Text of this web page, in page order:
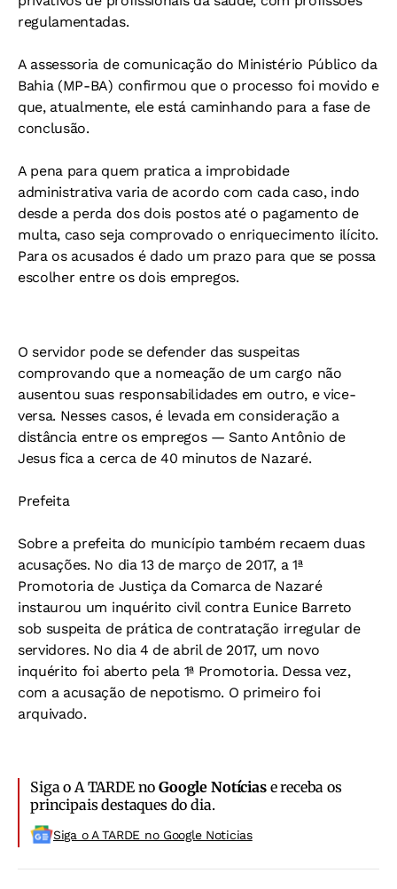
regulamentadas.
A assessoria de comunicação do Ministério Público da
Bahia (MP-BA) confirmou que o processo foi movido e
que, atualmente, ele está caminhando para a fase de
conclusão.
A pena para quem pratica a improbidade
administrativa varia de acordo com cada caso, indo
desde a perda dos dois postos até o pagamento de
multa, caso seja comprovado o enriquecimento ilícito.
Para os acusados é dado um prazo para que se possa
escolher entre os dois empregos.
O servidor pode se defender das suspeitas
comprovando que a nomeação de um cargo não
ausentou suas responsabilidades em outro, e vice-
versa. Nesses casos, é levada em consideração a
distância entre os empregos — Santo Antônio de
Jesus fica a cerca de 40 minutos de Nazaré.
Prefeita
Sobre a prefeita do município também recaem duas
acusações. No dia 13 de março de 2017, a 1ª
Promotoria de Justiça da Comarca de Nazaré
instaurou um inquérito civil contra Eunice Barreto
sob suspeita de prática de contratação irregular de
servidores. No dia 4 de abril de 2017, um novo
inquérito foi aberto pela 1ª Promotoria. Dessa vez,
com a acusação de nepotismo. O primeiro foi
arquivado.
Siga o A TARDE noGoogle Notíciase receba os
principais destaques do dia.
Siga o A TARDE no Google Noticias